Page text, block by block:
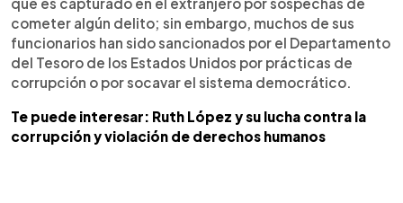
cometer algún delito; sin embargo, muchos de sus
funcionarios han sido sancionados por el Departamento
del Tesoro de los Estados Unidos por prácticas de
corrupción o por socavar el sistema democrático.
Te puede interesar: Ruth López y su lucha contra la
corrupción y violación de derechos humanos